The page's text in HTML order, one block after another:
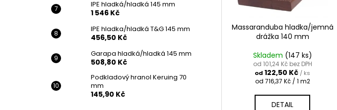
IPE hladká/hladká 145 mm
1 546 Kč
IPE hladka/hladká T&G 145 mm
456,50 Kč
Garapa hladká/hladká 145 mm
508,80 Kč
Podkladový hranol Keruing 70
mm
145,90 Kč
Massaranduba hladka/jemná
drážka 140 mm
Skladem (147 ks)
od 101,24 Kč bez DPH
od 122,50 Kč / ks
Měrná
od 716,37 Kč / 1 m2
DETAIL